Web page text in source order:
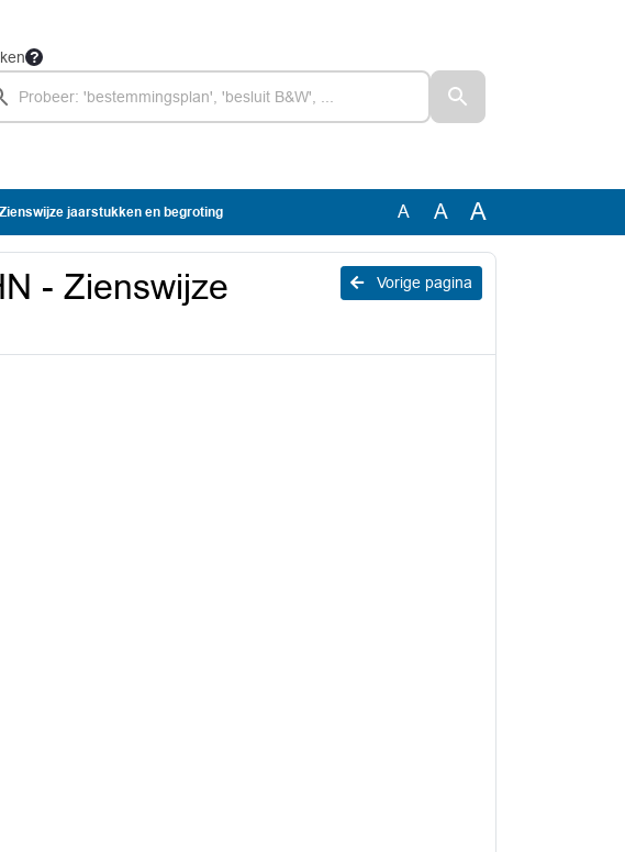
jaarstukken en begroting A A A
Vorige pagina
- Zienswijze